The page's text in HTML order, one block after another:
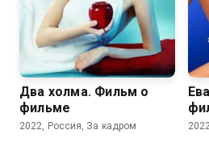
Два холма. Фильм о
фильме
2022, Россия, За кадром